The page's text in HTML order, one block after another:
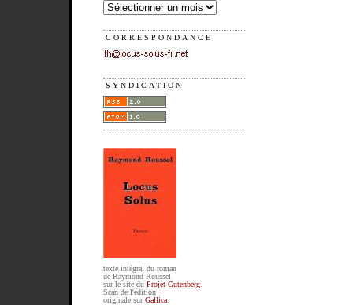
CORRESPONDANCE
SYNDICATION
texte intégral du roman
de Raymond Roussel
sur le site du Projet Gutenberg.
Scan de l'édition
originale surGallica.